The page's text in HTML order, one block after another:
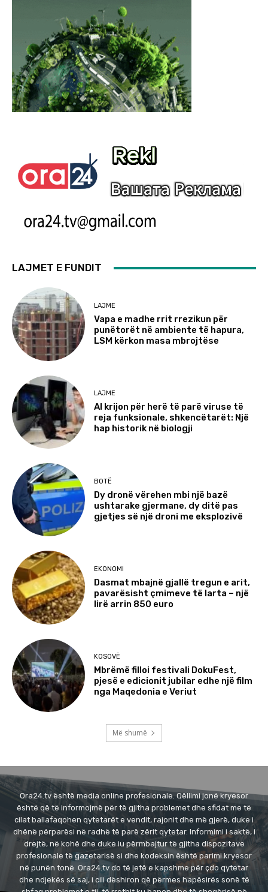
LAJMET E FUNDIT
LAJME
Vapa e madhe rrit rrezikun për
punëtorët në ambiente të hapura,
LSM kërkon masa mbrojtëse
LAJME
AI krijon për herë të parë viruse të
reja funksionale, shkencëtarët: Një
hap historik në biologji
BOTË
Dy dronë vërehen mbi një bazë
ushtarake gjermane, dy ditë pas
gjetjes së një droni me eksplozivë
EKONOMI
Dasmat mbajnë gjallë tregun e arit,
pavarësisht çmimeve të larta – një
lirë arrin 850 euro
KOSOVË
Mbrëmë filloi festivali DokuFest,
pjesë e edicionit jubilar edhe një film
nga Maqedonia e Veriut
Më shumë
Ora24.tv është media online profesionale. Qëllimi jonë kryesor
është që të informojmë për të gjitha problemet dhe sfidat me të
cilat ballafaqohen qytetarët e vendit, rajonit dhe më gjerë, duke i
dhënë përparësi në radhë të parë zërit qytetar. Informimi i saktë, i
drejtë, në kohë dhe duke iu përmbajtur të gjitha dispozitave
profesionale të gazetarisë si dhe kodeksin është parimi kryesor
në punën tonë. Ora24.tv do të jetë e kapshme për çdo qytetar
dhe ndjekës së saj, i cili dëshiron që përmes hapësirës sonë të